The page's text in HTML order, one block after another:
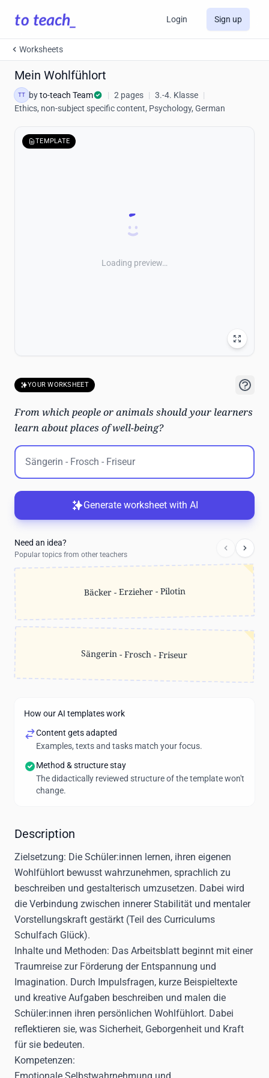
Login Sign up
Worksheets
Mein Wohlfühlort
TT byto-teach Team | 2 pages | 3.-4. Klasse |
Ethics, non-subject specific content, Psychology, German
TEMPLATE
Loading preview…
YOUR WORKSHEET
From which people or animals should your learners
learn about places of well-being?
Generate worksheet with AI
Need an idea?
Popular topics from other teachers
Bäcker - Erzieher - Pilotin
Sängerin - Frosch - Friseur
How our AI templates work
Content gets adapted
Examples, texts and tasks match your focus.
Method & structure stay
The didactically reviewed structure of the template won't
change.
Description
Zielsetzung: Die Schüler:innen lernen, ihren eigenen
Wohlfühlort bewusst wahrzunehmen, sprachlich zu
beschreiben und gestalterisch umzusetzen. Dabei wird
die Verbindung zwischen innerer Stabilität und mentaler
Vorstellungskraft gestärkt (Teil des Curriculums
Schulfach Glück).
Inhalte und Methoden: Das Arbeitsblatt beginnt mit einer
Traumreise zur Förderung der Entspannung und
Imagination. Durch Impulsfragen, kurze Beispieltexte
und kreative Aufgaben beschreiben und malen die
Schüler:innen ihren persönlichen Wohlfühlort. Dabei
reflektieren sie, was Sicherheit, Geborgenheit und Kraft
für sie bedeuten.
Kompetenzen: